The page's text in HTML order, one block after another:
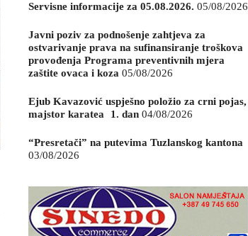
Servisne informacije za 05.08.2026. 05/08/2026
Javni poziv za podnošenje zahtjeva za
ostvarivanje prava na sufinansiranje troškova
provođenja Programa preventivnih mjera
zaštite ovaca i koza 05/08/2026
Ejub Kavazović uspješno položio za crni pojas,
majstor karatea 1. dan 04/08/2026
“Presretači” na putevima Tuzlanskog kantona
03/08/2026